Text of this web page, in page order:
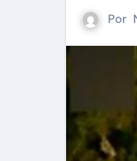
Por